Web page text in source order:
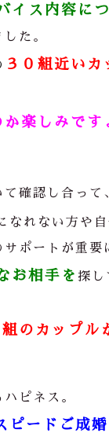
イス内容に
た。
３０組近い
か楽しみで
確認し合って
なれない方や
ポートが重要
お相手を 探し
組のカップル
ピネス。
ピードご成